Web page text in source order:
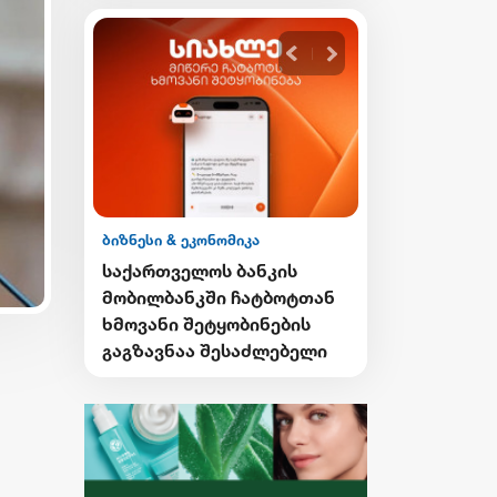
ბიზნესი & ეკონომიკა
საქართველოს ბანკის
გზავნილების გათამაშების
მეორე კვირის
გამარჯვებულები